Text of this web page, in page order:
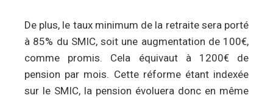
De plus, le taux minimum de la retraite sera porté
à 85% du SMIC, soit une augmentation de 100€,
comme promis. Cela équivaut à 1200€ de
pension par mois. Cette réforme étant indexée
sur le SMIC, la pension évoluera donc en même